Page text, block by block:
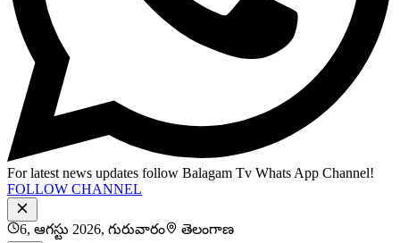
For latest news updates follow Balagam Tv Whats App Channel!
FOLLOW CHANNEL
6, ఆగస్టు 2026, గురువారం తెలంగాణ